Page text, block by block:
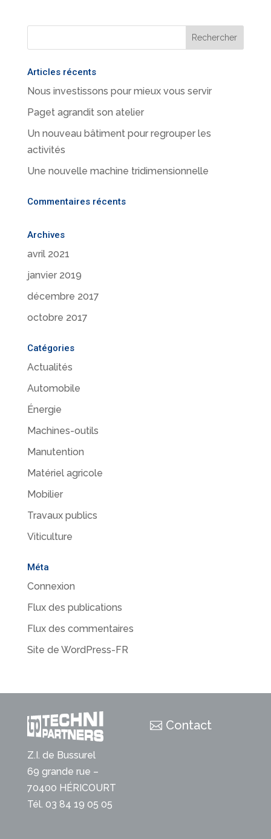
Articles récents
Nous investissons pour mieux vous servir
Paget agrandit son atelier
Un nouveau bâtiment pour regrouper les
activités
Une nouvelle machine tridimensionnelle
Commentaires récents
Archives
avril 2021
janvier 2019
décembre 2017
octobre 2017
Catégories
Actualités
Automobile
Énergie
Machines-outils
Manutention
Matériel agricole
Mobilier
Travaux publics
Viticulture
Méta
Connexion
Flux des publications
Flux des commentaires
Site de WordPress-FR
Z.I. de Bussurel
69 grande rue –
70400 HÉRICOURT
Tél. 03 84 19 05 05
Contact